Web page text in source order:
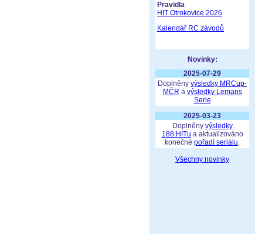
Pravidla
HIT Otrokovice 2026
Kalendář RC závodů
Novinky:
2025-07-29
Doplněny výsledky MRCup-
MČR a výsledky Lemans
Serie
2025-03-23
Doplněny výsledky
188.HITu a aktualizováno
konečné pořadí seriálu.
Všechny novinky